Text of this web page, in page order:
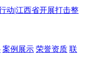
动|江西省开展打击整
案例展示 荣誉资质 联